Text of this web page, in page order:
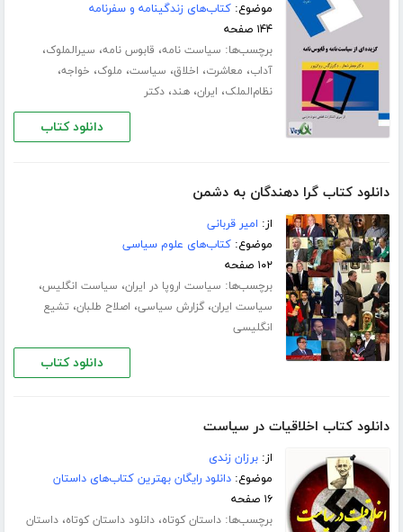
موضوع:کتاب‌های زندگینامه و سفرنامه
۱۴۴ صفحه
برچسب‌ها: سیاست نامه، قابوس نامه، سیرالملوک،
آداب، معاشرت، اخلاق، سیاست، ملوک، خواجه،
نظام‌الملک، ایران،هند،دکتر
دانلود کتاب
دانلود کتاب گرا دهندگان به دشمن
از: امیر قربانی
موضوع:کتاب‌های علوم سیاسی
۱۰۲ صفحه
برچسب‌ها: سیاست اروپا در ایران، سیاست انگلیس،
سیاست ایران،گزارش سیاسی، اصلاح طلبان، تشیع
انگلیسی
دانلود کتاب
دانلود کتاب اخلاقیات در سیاست
از:برزان زندی
موضوع:دانلود رایگان بهترین کتاب‌های داستان
۱۶ صفحه
برچسب‌ها:داستان کوتاه،دانلود داستان کوتاه،داستان